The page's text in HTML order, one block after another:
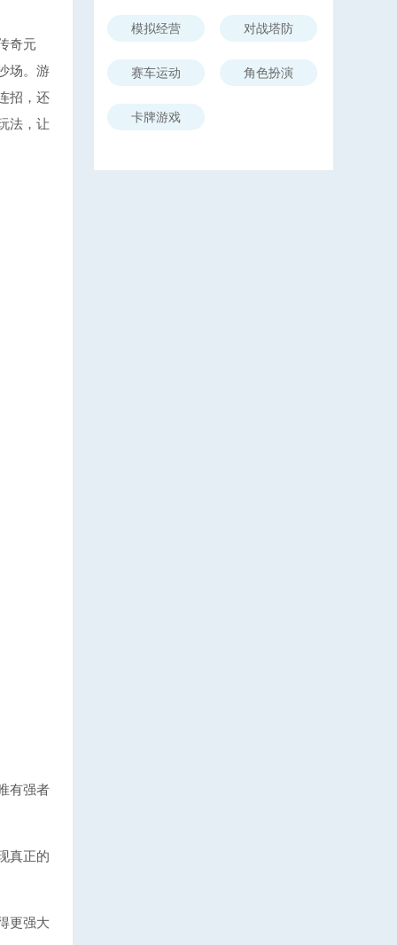
奇元
场。游
招，还
法，让
有强者
真正的
更强大
模拟经营 对战塔防
赛车运动 角色扮演
卡牌游戏